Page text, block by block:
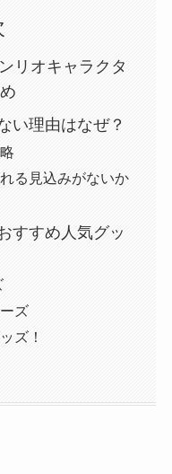
リオキャラクタ
い理由はなぜ？
る見込みがないか
すすめ人気グッ
ズ
ズ！